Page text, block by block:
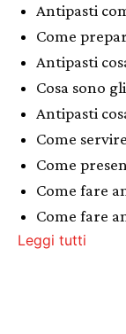
Antipasti
Come
Antipasti
Cosa sono
Antipasti
Come
Come
Come fare
Come fare
Leggi tutti